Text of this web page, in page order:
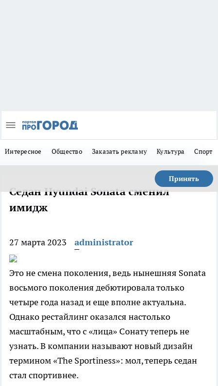
Интересное Общество Заказать рекламу Культура Спорт
Принять
Седан Hyundai Sonata сменил
имидж
27 марта 2023 administrator
Это не смена поколения, ведь нынешняя Sonata
восьмого поколения дебютировала только
четыре года назад и еще вполне актуальна.
Однако рестайлинг оказался настолько
масштабным, что с «лица» Сонату теперь не
узнать. В компании называют новый дизайн
термином «The Sportiness»: мол, теперь седан
стал спортивнее.